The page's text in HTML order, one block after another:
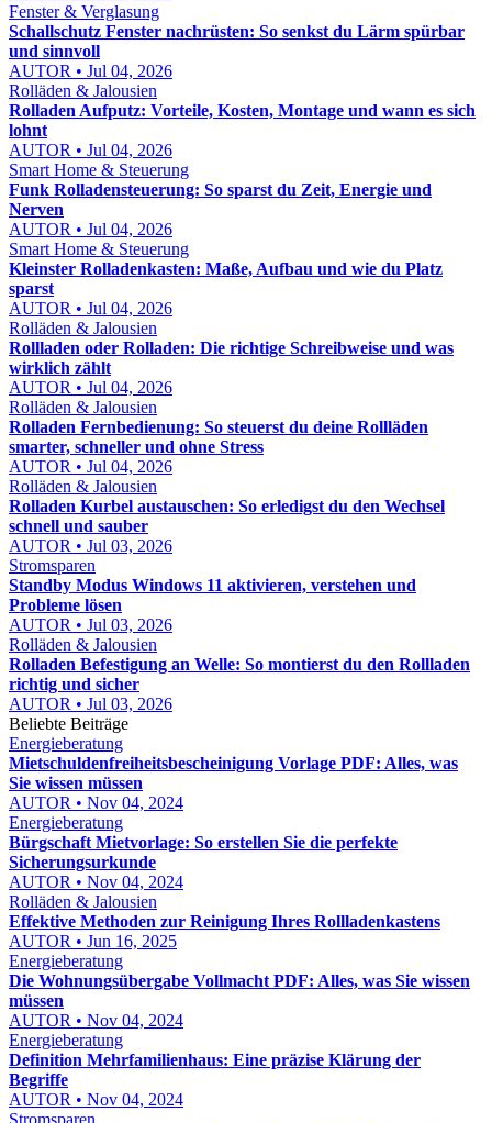
Fenster & Verglasung
Schallschutz Fenster nachrüsten: So senkst du Lärm spürbar
und sinnvoll
AUTOR • Jul 04, 2026
Rolläden & Jalousien
Rolladen Aufputz: Vorteile, Kosten, Montage und wann es sich
lohnt
AUTOR • Jul 04, 2026
Smart Home & Steuerung
Funk Rolladensteuerung: So sparst du Zeit, Energie und
Nerven
AUTOR • Jul 04, 2026
Smart Home & Steuerung
Kleinster Rolladenkasten: Maße, Aufbau und wie du Platz
sparst
AUTOR • Jul 04, 2026
Rolläden & Jalousien
Rollladen oder Rolladen: Die richtige Schreibweise und was
wirklich zählt
AUTOR • Jul 04, 2026
Rolläden & Jalousien
Rolladen Fernbedienung: So steuerst du deine Rollläden
smarter, schneller und ohne Stress
AUTOR • Jul 04, 2026
Rolläden & Jalousien
Rolladen Kurbel austauschen: So erledigst du den Wechsel
schnell und sauber
AUTOR • Jul 03, 2026
Stromsparen
Standby Modus Windows 11 aktivieren, verstehen und
Probleme lösen
AUTOR • Jul 03, 2026
Rolläden & Jalousien
Rolladen Befestigung an Welle: So montierst du den Rollladen
richtig und sicher
AUTOR • Jul 03, 2026
Beliebte Beiträge
Energieberatung
Mietschuldenfreiheitsbescheinigung Vorlage PDF: Alles, was
Sie wissen müssen
AUTOR • Nov 04, 2024
Energieberatung
Bürgschaft Mietvorlage: So erstellen Sie die perfekte
Sicherungsurkunde
AUTOR • Nov 04, 2024
Rolläden & Jalousien
Effektive Methoden zur Reinigung Ihres Rollladenkastens
AUTOR • Jun 16, 2025
Energieberatung
Die Wohnungsübergabe Vollmacht PDF: Alles, was Sie wissen
müssen
AUTOR • Nov 04, 2024
Energieberatung
Definition Mehrfamilienhaus: Eine präzise Klärung der
Begriffe
AUTOR • Nov 04, 2024
Stromsparen